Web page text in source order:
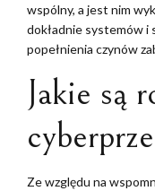
wspólny, a jest nim
dokładnie systemów i
popełnienia czynów
Jakie są
Ze względu na